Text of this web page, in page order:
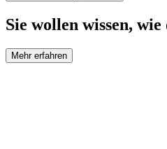
Sie wollen wissen,
Mehr erfahren